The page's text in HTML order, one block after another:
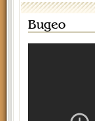
Видео